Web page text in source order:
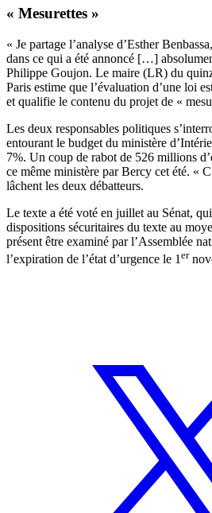
« Mesurettes »
« Je partage l’analyse d’Esther
dans ce qui a été annoncé […]
Philippe Goujon. Le maire (LR) du
Paris estime que l’évaluation d’une loi
et qualifie le contenu du projet de «
Les deux responsables politiques
entourant le budget du ministère
7%. Un coup de rabot de 526 millions
ce même ministère par Bercy cet été. «
lâchent les deux débatteurs.
Le texte a été voté en juillet au Sénat,
dispositions sécuritaires du texte au
présent être examiné par l’Assemblée
l’expiration de l’état d’urgence le 1 er